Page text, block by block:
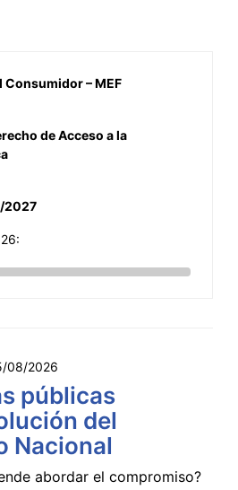
Consumidor – MEF
de Acceso a la
2027
08/2026
públicas
del
Nacional
abordar el compromiso?